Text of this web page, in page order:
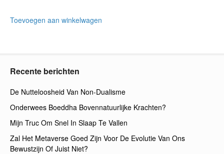
Toevoegen aan winkelwagen
Recente berichten
De Nutteloosheid Van Non-Dualisme
Onderwees Boeddha Bovennatuurlijke Krachten?
Mijn Truc Om Snel In Slaap Te Vallen
Zal Het Metaverse Goed Zijn Voor De Evolutie Van Ons
Bewustzijn Of Juist Niet?